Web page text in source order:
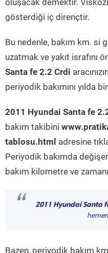
oluşacak demektir.
gösterdiği iç dirençtir.
Bu nedenle, bakım km. si
uzatmak ve yakıt israfını
Santa fe 2.2 Crdi
periyodik bakımını yılda
2011 Hyundai Santa fe
bakım takibini
tablosu.html adresine
Periyodik bakımda
bakım kilometre ve
“ 2011 Hyundai Santa
Bazen, periyodik bakım